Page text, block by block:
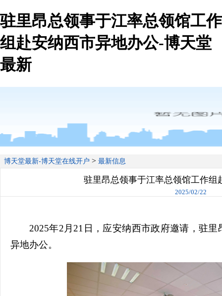
驻里昂总领事于江率总领馆工作
组赴安纳西市异地办公-博天堂
最新
博天堂最新-博天堂在线开户 > 最新信息
驻里昂总领事于江率总领馆工作组
2025/02/22
2025年2月21日，应安纳西市政府邀请，驻
异地办公。